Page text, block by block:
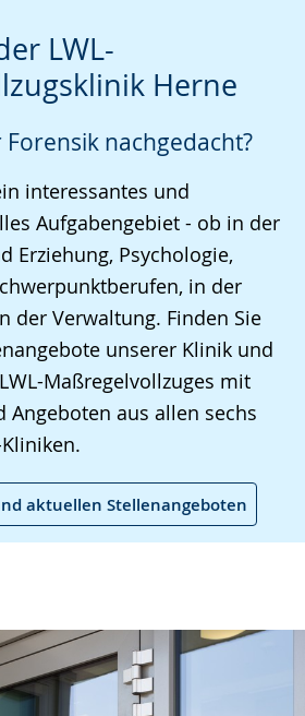
LWL-
Herne
nachgedacht?
interessantes und
Aufgabengebiet - ob in der
Erziehung, Psychologie,
in der
der Verwaltung. Finden Sie
unserer Klinik und
Maßregelvollzuges mit
aus allen sechs
aktuellen Stellenangeboten